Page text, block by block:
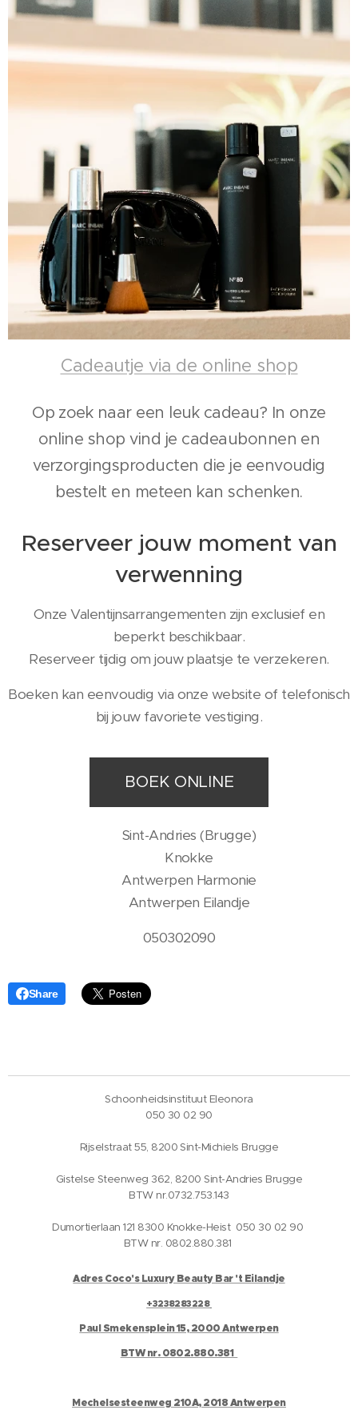
Cadeautje via de online shop
Op zoek naar een leuk cadeau? In onze
online shop vind je cadeaubonnen en
verzorgingsproducten die je eenvoudig
bestelt en meteen kan schenken.
Reserveer jouw moment van
verwenning
Onze Valentijnsarrangementen zijn exclusief en
beperkt beschikbaar.
Reserveer tijdig om jouw plaatsje te verzekeren.
Boeken kan eenvoudig via onze website of telefonisch
bij jouw favoriete vestiging.
BOEK ONLINE
📍 Sint-Andries (Brugge)
📍 Knokke
📍 Antwerpen Harmonie
📍 Antwerpen Eilandje
050302090
Share
Schoonheidsinstituut Eleonora
050 30 02 90
Rijselstraat 55, 8200 Sint-Michiels Brugge
Gistelse Steenweg 362, 8200 Sint-Andries Brugge
BTW nr.0732.753.143
Dumortierlaan 121 8300 Knokke-Heist 050 30 02 90
BTW nr. 0802.880.381
Adres Coco's Luxury Beauty Bar 't Eilandje
+3238283228
Paul Smekensplein 15, 2000 Antwerpen
BTW nr. 0802.880.381
Mechelsesteenweg 210A, 2018 Antwerpen